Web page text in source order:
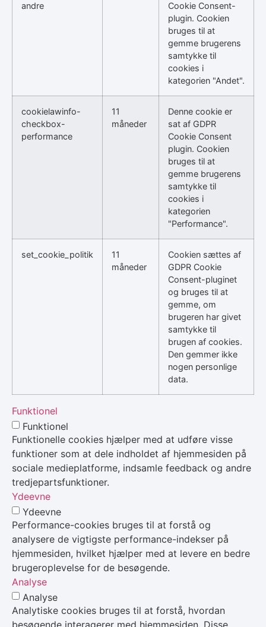
andre
Cookie Consent-
plugin. Cookien
bruges til at
gemme brugerens
samtykke til
cookies i
kategorien "Andet".
cookielawinfo-
checkbox-
performance
11
måneder
Denne cookie er
sat af GDPR
Cookie Consent
plugin. Cookien
bruges til at
gemme brugerens
samtykke til
cookies i
kategorien
"Performance".
set_cookie_politik
11
måneder
Cookien sættes af
GDPR Cookie
Consent-pluginet
og bruges til at
gemme, om
brugeren har givet
samtykke til
brugen af cookies.
Den gemmer ikke
nogen personlige
data.
Funktionel
Funktionel
Funktionelle cookies hjælper med at udføre visse
funktioner som at dele indholdet af hjemmesiden på
sociale medieplatforme, indsamle feedback og andre
tredjepartsfunktioner.
Ydeevne
Ydeevne
Performance-cookies bruges til at forstå og
analysere de vigtigste performance-indekser på
hjemmesiden, hvilket hjælper med at levere en bedre
brugeroplevelse for de besøgende.
Analyse
Analyse
Analytiske cookies bruges til at forstå, hvordan